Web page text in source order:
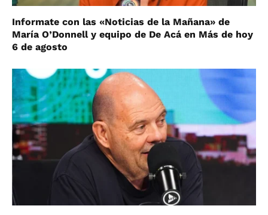
Informate con las «Noticias de la Mañana» de
María O’Donnell y equipo de De Acá en Más de hoy
6 de agosto